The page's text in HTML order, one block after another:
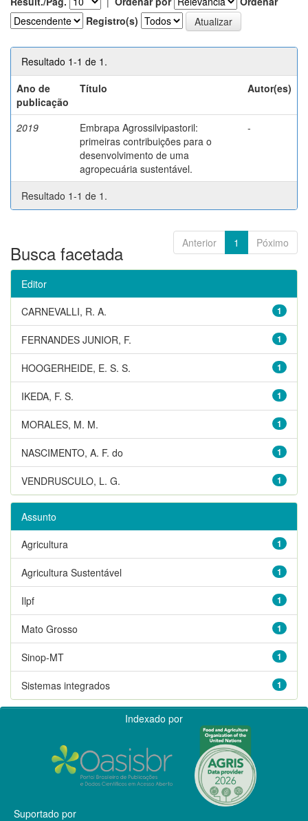
Registro(s)
Resultado 1-1 de 1.
Ano de
publicação
Título Autor(es)
2019
Embrapa Agrossilvipastoril:
primeiras contribuições para o
desenvolvimento de uma
agropecuária sustentável.
-
Resultado 1-1 de 1.
Anterior 1 Póximo
Busca facetada
Editor
1
CARNEVALLI, R. A.
1
FERNANDES JUNIOR, F.
1
HOOGERHEIDE, E. S. S.
1
IKEDA, F. S.
1
MORALES, M. M.
1
NASCIMENTO, A. F. do
1
VENDRUSCULO, L. G.
Assunto
1
Agricultura
1
Agricultura Sustentável
1
Ilpf
1
Mato Grosso
1
Sinop-MT
1
Sistemas integrados
Indexado por
Suportado por